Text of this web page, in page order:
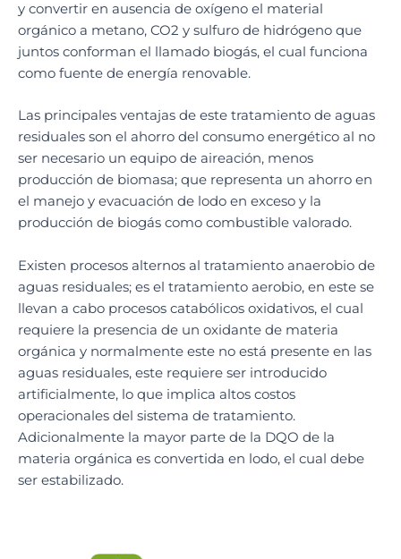
y convertir en ausencia de oxígeno el material
orgánico a metano, CO2 y sulfuro de hidrógeno que
juntos conforman el llamado biogás, el cual funciona
como fuente de energía renovable.
Las principales ventajas de este tratamiento de aguas
residuales son el ahorro del consumo energético al no
ser necesario un equipo de aireación, menos
producción de biomasa; que representa un ahorro en
el manejo y evacuación de lodo en exceso y la
producción de biogás como combustible valorado.
Existen procesos alternos al tratamiento anaerobio de
aguas residuales; es el tratamiento aerobio, en este se
llevan a cabo procesos catabólicos oxidativos, el cual
requiere la presencia de un oxidante de materia
orgánica y normalmente este no está presente en las
aguas residuales, este requiere ser introducido
artificialmente, lo que implica altos costos
operacionales del sistema de tratamiento.
Adicionalmente la mayor parte de la DQO de la
materia orgánica es convertida en lodo, el cual debe
ser estabilizado.